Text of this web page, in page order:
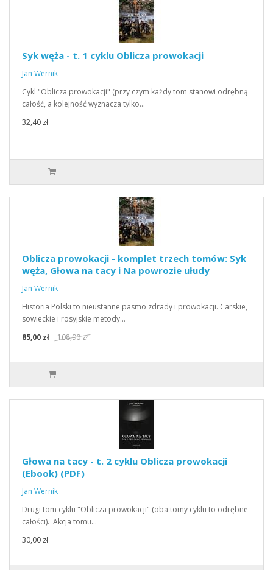
Syk węża - t. 1 cyklu Oblicza prowokacji
Jan Wernik
Cykl "Oblicza prowokacji" (przy czym każdy tom stanowi odrębną
całość, a kolejność wyznacza tylko…
32,40 zł
Oblicza prowokacji - komplet trzech tomów: Syk
węża, Głowa na tacy i Na powrozie ułudy
Jan Wernik
Historia Polski to nieustanne pasmo zdrady i prowokacji. Carskie,
sowieckie i rosyjskie metody…
85,00 zł
108,90 zł
Głowa na tacy - t. 2 cyklu Oblicza prowokacji
(Ebook) (PDF)
Jan Wernik
Drugi tom cyklu "Oblicza prowokacji" (oba tomy cyklu to odrębne
całości). Akcja tomu…
30,00 zł